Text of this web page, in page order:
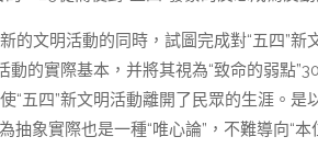
的文明活動的同時，試圖完成對“五四”新
的實際基本，并將其視為“致命的弱點
五四”新文明活動離開了民眾的生涯。是
象實際也是一種“唯心論”，不難導向“本